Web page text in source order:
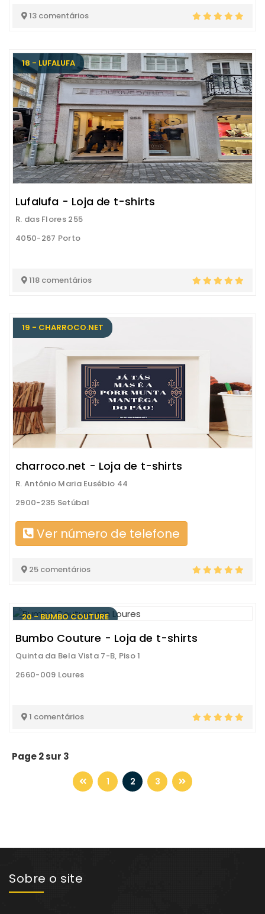
13 comentários
18 - LUFALUFA
Lufalufa - Loja de t-shirts
R. das Flores 255
4050-267 Porto
118 comentários
19 - CHARROCO.NET
charroco.net - Loja de t-shirts
R. António Maria Eusébio 44
2900-235 Setúbal
Ver número de telefone
25 comentários
20 - BUMBO COUTURE
Bumbo Couture - Loja de t-shirts
Quinta da Bela Vista 7-B, Piso 1
2660-009 Loures
1 comentários
Page 2 sur 3
1 2 3
Sobre o site